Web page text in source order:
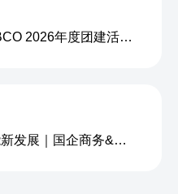
同心筑梦，至诚赋能 | SIBCO 2026年度团建活动圆满收官
积极履职显担当 聚力赋能新发展｜国企商务&中企人力出席上海现代服务业联合会第五届会员大会第三次会议暨2026服务业高质量发展大会